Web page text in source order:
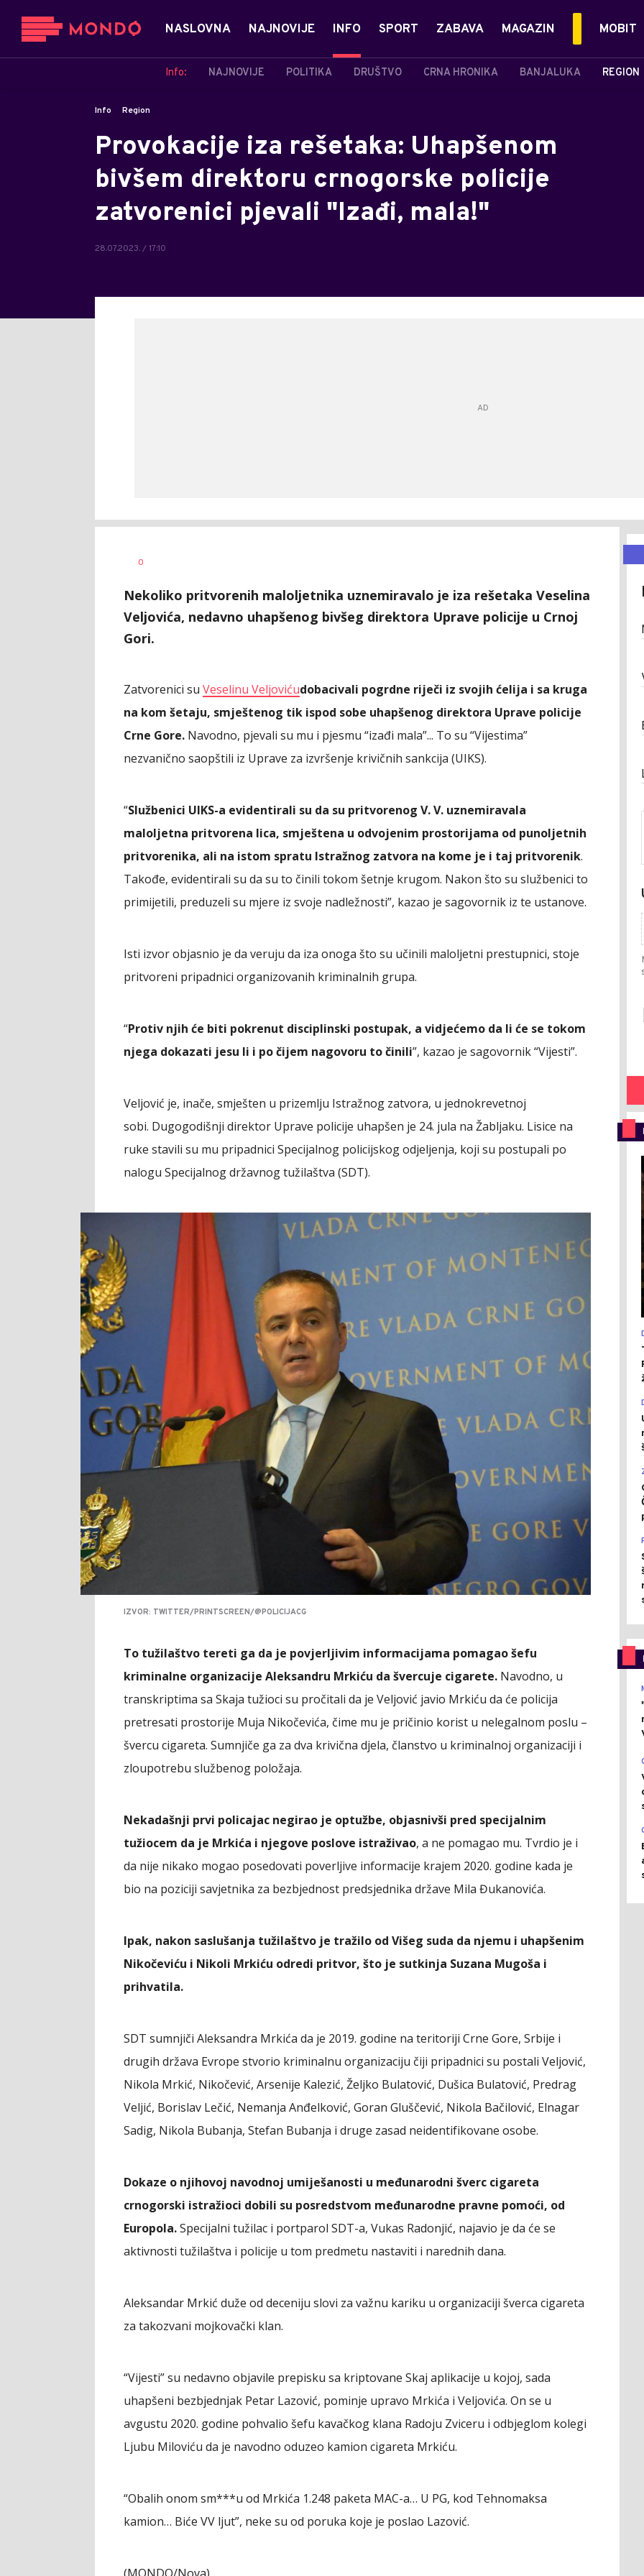
NASLOVNA NAJNOVIJE INFO
Info: NAJNOVIJE POLITIKA DRUŠTVO CRNA HRONIKA BANJALUKA REGION
SPORT ZABAVA MAGAZIN MOBIT
Info Region
Provokacije iza rešetaka: Uhapšenom
bivšem direktoru crnogorske policije
zatvorenici pjevali "Izađi, mala!"
28.07.2023. / 17:10
AUTOR
0
Nekoliko pritvorenih maloljetnika uznemiravalo je iza rešetaka Veselina
Veljovića, nedavno uhapšenog bivšeg direktora Uprave policije u Crnoj
Gori.
Zatvorenici su Veselinu Veljovićudobacivali pogrdne riječi iz svojih ćelija i sa kruga
na kom šetaju, smještenog tik ispod sobe uhapšenog direktora Uprave policije
Crne Gore. Navodno, pjevali su mu i pjesmu “izađi mala”... To su “Vijestima”
nezvanično saopštili iz Uprave za izvršenje krivičnih sankcija (UIKS).
“Službenici UIKS-a evidentirali su da su pritvorenog V. V. uznemiravala
maloljetna pritvorena lica, smještena u odvojenim prostorijama od punoljetnih
pritvorenika, ali na istom spratu Istražnog zatvora na kome je i taj pritvorenik.
Takođe, evidentirali su da su to činili tokom šetnje krugom. Nakon što su službenici to
primijetili, preduzeli su mjere iz svoje nadležnosti”, kazao je sagovornik iz te ustanove.
Isti izvor objasnio je da veruju da iza onoga što su učinili maloljetni prestupnici, stoje
pritvoreni pripadnici organizovanih kriminalnih grupa.
“Protiv njih će biti pokrenut disciplinski postupak, a vidjećemo da li će se tokom
njega dokazati jesu li i po čijem nagovoru to činili”, kazao je sagovornik “Vijesti”.
Veljović je, inače, smješten u prizemlju Istražnog zatvora, u jednokrevetnoj
sobi. Dugogodišnji direktor Uprave policije uhapšen je 24. jula na Žabljaku. Lisice na
ruke stavili su mu pripadnici Specijalnog policijskog odjeljenja, koji su postupali po
nalogu Specijalnog državnog tužilaštva (SDT).
IZVOR: TWITTER/PRINTSCREEN/@POLICIJACG
To tužilaštvo tereti ga da je povjerljivim informacijama pomagao šefu
kriminalne organizacije Aleksandru Mrkiću da švercuje cigarete. Navodno, u
transkriptima sa Skaja tužioci su pročitali da je Veljović javio Mrkiću da će policija
pretresati prostorije Muja Nikočevića, čime mu je pričinio korist u nelegalnom poslu –
švercu cigareta. Sumnjiče ga za dva krivična djela, članstvo u kriminalnoj organizaciji i
zloupotrebu službenog položaja.
Nekadašnji prvi policajac negirao je optužbe, objasnivši pred specijalnim
tužiocem da je Mrkića i njegove poslove istraživao, a ne pomagao mu. Tvrdio je i
da nije nikako mogao posedovati poverljive informacije krajem 2020. godine kada je
bio na poziciji savjetnika za bezbjednost predsjednika države Mila Đukanovića.
Ipak, nakon saslušanja tužilaštvo je tražilo od Višeg suda da njemu i uhapšenim
Nikočeviću i Nikoli Mrkiću odredi pritvor, što je sutkinja Suzana Mugoša i
prihvatila.
SDT sumnjiči Aleksandra Mrkića da je 2019. godine na teritoriji Crne Gore, Srbije i
drugih država Evrope stvorio kriminalnu organizaciju čiji pripadnici su postali Veljović,
Nikola Mrkić, Nikočević, Arsenije Kalezić, Željko Bulatović, Dušica Bulatović, Predrag
Veljić, Borislav Lečić, Nemanja Anđelković, Goran Gluščević, Nikola Bačilović, Elnagar
Sadig, Nikola Bubanja, Stefan Bubanja i druge zasad neidentifikovane osobe.
Dokaze o njihovoj navodnoj umiješanosti u međunarodni šverc cigareta
crnogorski istražioci dobili su posredstvom međunarodne pravne pomoći, od
Europola.Specijalni tužilac i portparol SDT-a, Vukas Radonjić, najavio je da će se
aktivnosti tužilaštva i policije u tom predmetu nastaviti i narednih dana.
Aleksandar Mrkić duže od deceniju slovi za važnu kariku u organizaciji šverca cigareta
za takozvani mojkovački klan.
“Vijesti” su nedavno objavile prepisku sa kriptovane Skaj aplikacije u kojoj, sada
uhapšeni bezbjednjak Petar Lazović, pominje upravo Mrkića i Veljovića. On se u
avgustu 2020. godine pohvalio šefu kavačkog klana Radoju Zviceru i odbjeglom kolegi
Ljubu Miloviću da je navodno oduzeo kamion cigareta Mrkiću.
“Obalih onom sm***u od Mrkića 1.248 paketa MAC-a… U PG, kod Tehnomaksa
kamion… Biće VV ljut”, neke su od poruka koje je poslao Lazović.